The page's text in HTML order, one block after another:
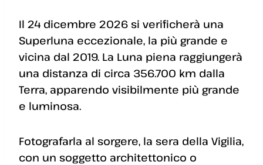
Il 24 dicembre 2026 si verificherà una
Superluna eccezionale, la più grande e
vicina dal 2019. La Luna piena raggiungerà
una distanza di circa 356.700 km dalla
Terra, apparendo visibilmente più grande
e luminosa.
Fotografarla al sorgere, la sera della Vigilia,
con un soggetto architettonico o